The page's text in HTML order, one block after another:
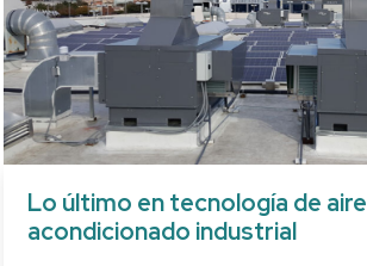
Lo último en tecnología de aire
acondicionado industrial